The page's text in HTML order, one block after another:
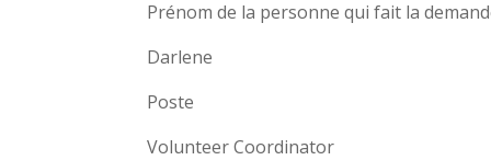
Prénom de la personne qui fait la
Darlene
Poste
Volunteer Coordinator